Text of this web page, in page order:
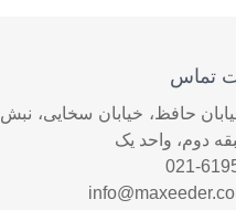
تماس
حافظ، خیابان سخایی، نبش
دوم، واحد یک
021-